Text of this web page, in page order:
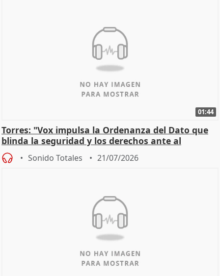
01:44
Torres: "Vox impulsa la Ordenanza del Dato que
blinda la seguridad y los derechos ante al
control"
Sonido Totales 21/07/2026